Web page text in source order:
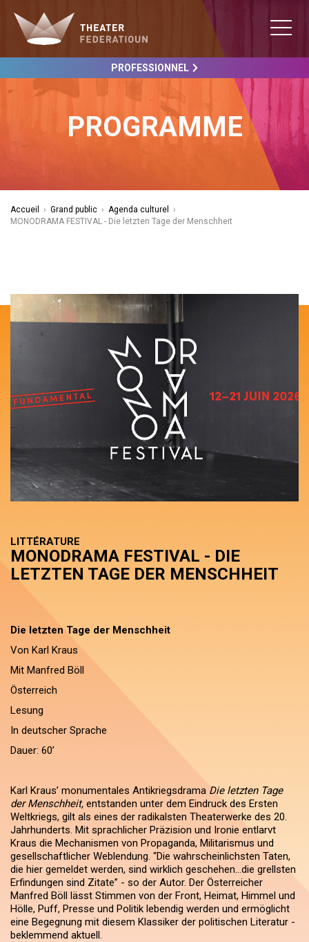
PROFESSIONNEL
PROGRAMME
Accueil › Grand public › Agenda culturel
›
MONODRAMA FESTIVAL - Die letzten Tage der Menschheit
LITTÉRATURE
MONODRAMA FESTIVAL - DIE
LETZTEN TAGE DER MENSCHHEIT
Die letzten Tage der Menschheit
Von Karl Kraus
Mit Manfred Böll
Österreich
Lesung
In deutscher Sprache
Dauer: 60’
Karl Kraus’ monumentales Antikriegsdrama Die letzten Tage
der Menschheit, entstanden unter dem Eindruck des Ersten
Weltkriegs, gilt als eines der radikalsten Theaterwerke des 20.
Jahrhunderts. Mit sprachlicher Präzision und Ironie entlarvt
Kraus die Mechanismen von Propaganda, Militarismus und
gesellschaftlicher Weblendung. “Die wahrscheinlichsten Taten,
die hier gemeldet werden, sind wirklich geschehen…die grellsten
Erfindungen sind Zitate” - so der Autor. Der Österreicher
Manfred Böll lässt Stimmen von der Front, Heimat, Himmel und
Hölle, Puff, Presse und Politik lebendig werden und ermöglicht
eine Begegnung mit diesem Klassiker der politischen Literatur -
beklemmend aktuell.